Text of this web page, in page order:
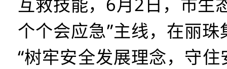
个个会应急”主线， 在丽珠
“树牢安全发展理念，守